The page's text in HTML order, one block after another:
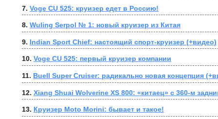
7. Voge CU 525: круизер едет в Россию!
8. Wuling Serpol № 1: новый круизер из Китая
9. Indian Sport Chief: настоящий спорт-круизер (+видео)
10. Voge CU 525: первый круизер компании
11. Buell Super Cruiser: радикально новая концепция
12. Xiang Shuai Wolverine XS 800: «китаец» с 360-м
13. Круизер Moto Morini: бывает и такое!